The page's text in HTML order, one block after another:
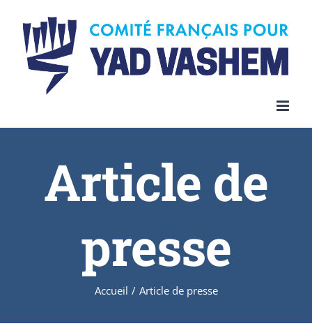
Article de
presse
Accueil / Article de presse